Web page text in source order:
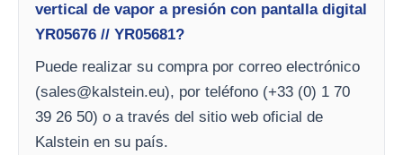
vertical de vapor a presión con pantalla digital
YR05676 // YR05681?
Puede realizar su compra por correo electrónico
(sales@kalstein.eu), por teléfono (+33 (0) 1 70
39 26 50) o a través del sitio web oficial de
Kalstein en su país.